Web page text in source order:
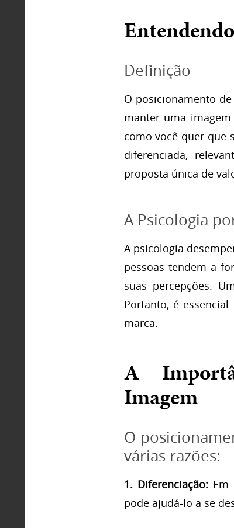
Definição
O posicionamento
manter uma
como você quer que
diferenciada,
proposta única de
A Psicologia
A psicologia
pessoas tendem a
suas percepções.
Portanto, é
marca.
A
Imagem
O
várias razões:
1. Diferenciação:Em
pode ajudá-lo a se